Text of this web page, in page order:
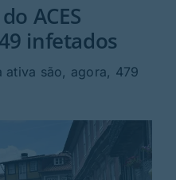
ACES
infetados
ativa são, agora, 479